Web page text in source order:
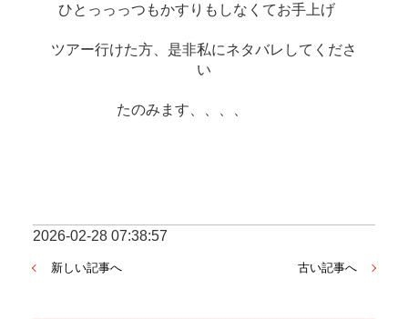
ひとっっっつもかすりもしなくてお手上げ
ツアー行けた方、是非私にネタバレしてくださ
い
たのみます、、、、
2026-02-28 07:38:57
新しい記事へ 古い記事へ